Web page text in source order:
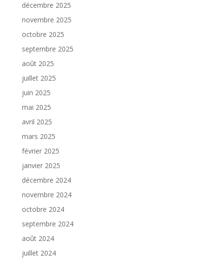
décembre 2025
novembre 2025
octobre 2025
septembre 2025
août 2025
juillet 2025
juin 2025
mai 2025
avril 2025
mars 2025
février 2025
janvier 2025
décembre 2024
novembre 2024
octobre 2024
septembre 2024
août 2024
juillet 2024